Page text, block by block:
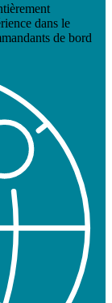
dans le
de bord